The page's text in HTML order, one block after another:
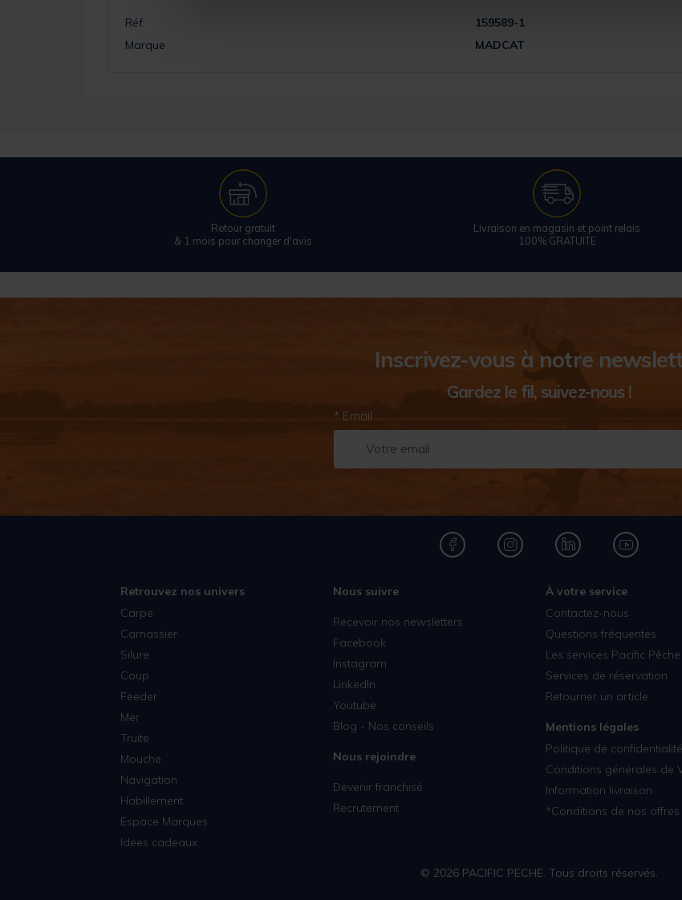
Réf.
159589-1
Marque
MADCAT
Retour gratuit
& 1 mois pour changer d'avis
Livraison en magasin et point relais
100% GRATUITE
Inscrivez-vous à notre
Gardez le fil, suivez-nous !
* Email
Retrouvez nos univers
Carpe
Carnassier
Silure
Coup
Feeder
Mer
Truite
Mouche
Navigation
Habillement
Espace Marques
Idees cadeaux
Nous suivre
Recevoir nos newsletters
Facebook
Instagram
LinkedIn
Youtube
Blog - Nos conseils
Nous rejoindre
Devenir franchisé
Recrutement
À votre service
Contactez-nous
Questions fréquentes
Les services Pacific Pêche
Services de réservation
Retourner un article
Mentions légales
Politique de confidentialité
Conditions générales de
Information livraison
*Conditions de nos offres
© 2026 PACIFIC PECHE. Tous droits réservés.